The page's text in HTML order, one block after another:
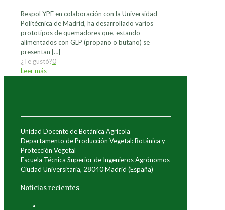
Respol YPF en colaboración con la Universidad
Politécnica de Madrid, ha desarrollado varios
prototipos de quemadores que, estando
alimentados con GLP (propano o butano) se
presentan […]
¿Te gustó?0
Leer más
Unidad Docente de Botánica Agrícola
Departamento de Producción Vegetal: Botánica y
Protección Vegetal
Escuela Técnica Superior de Ingenieros Agrónomos
Ciudad Universitaria, 28040 Madrid (España)
Noticias recientes